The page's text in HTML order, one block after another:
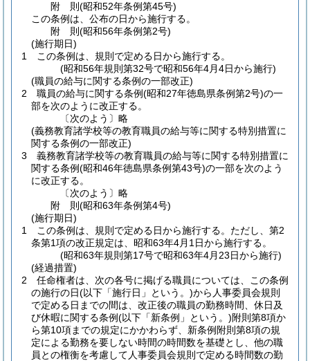
附 則(昭和52年条例第45号)
この条例は、公布の日から施行する。
附 則(昭和56年条例第2号)
(施行期日)
1
この条例は、規則で定める日から施行する。
(昭和56年規則第32号で昭和56年4月4日から施行)
(職員の給与に関する条例の一部改正)
2
職員の給与に関する条例(昭和27年徳島県条例第2号)の一
部を次のように改正する。
〔次のよう〕略
(義務教育諸学校等の教育職員の給与等に関する特別措置に
関する条例の一部改正)
3
義務教育諸学校等の教育職員の給与等に関する特別措置に
関する条例(昭和46年徳島県条例第43号)の一部を次のよう
に改正する。
〔次のよう〕略
附 則(昭和63年条例第4号)
(施行期日)
1
この条例は、規則で定める日から施行する。 ただし、第2
条第1項の改正規定は、昭和63年4月1日から施行する。
(昭和63年規則第17号で昭和63年4月23日から施行)
(経過措置)
2
任命権者は、次の各号に掲げる職員については、この条例
の施行の日(以下「施行日」という。)から人事委員会規則
で定める日までの間は、改正後の職員の勤務時間、休日及
び休暇に関する条例(以下「新条例」という。)附則第8項か
ら第10項までの規定にかかわらず、新条例附則第8項の規
定による勤務を要しない時間の時間数を基礎とし、他の職
員との権衡を考慮して人事委員会規則で定める時間数の勤